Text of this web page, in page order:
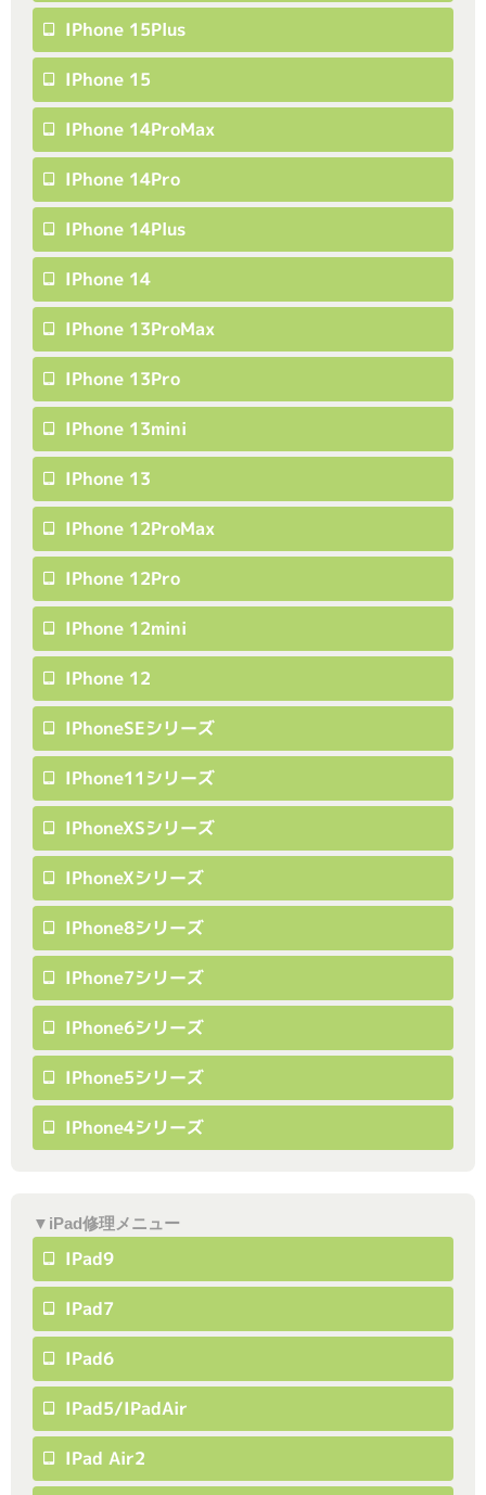
IPhone 15Plus
IPhone 15
IPhone 14ProMax
IPhone 14Pro
IPhone 14Plus
IPhone 14
IPhone 13ProMax
IPhone 13Pro
IPhone 13mini
IPhone 13
IPhone 12ProMax
IPhone 12Pro
IPhone 12mini
IPhone 12
IPhoneSEシリーズ
IPhone11シリーズ
IPhoneXSシリーズ
IPhoneXシリーズ
IPhone8シリーズ
IPhone7シリーズ
IPhone6シリーズ
IPhone5シリーズ
IPhone4シリーズ
▼iPad修理メニュー
IPad9
IPad7
IPad6
IPad5/iPadAir
IPad Air2